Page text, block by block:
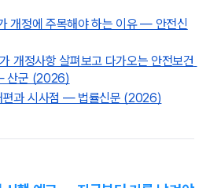
개정에 주목해야 하는 이유 — 안전신
개정사항 살펴보고 다가오는 안전보건
산군 (2026)
편과 시사점 — 법률신문 (2026)